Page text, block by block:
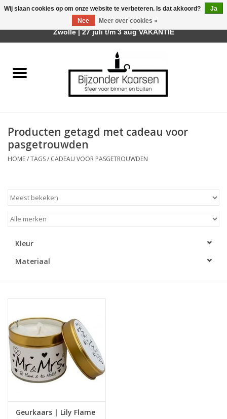
Räder Design Stories
Geurkaarsen
Tafelhaarden
Kaarsenhouders
LED Kaarsen
Huisparfums
Sale
Producten getagd met cadeau voor
pasgetrouwden
HOME/TAGS/ CADEAU VOOR PASGETROUWDEN
Kleur
Materiaal
Geurkaars | Lily Flame
Wij slaan cookies op om onze website te verbeteren. Is dat akkoord?
Ja
Nee
Meer over cookies »
Afhalen is mogelijk bij mijn winkel Trotz | Belvederelaan 107
Zwolle | 27 juli t/m 3 aug VAKANTIE